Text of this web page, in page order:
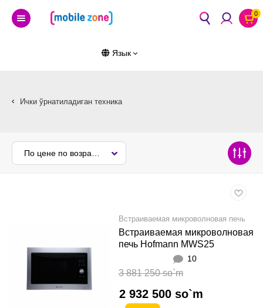
0
Язык
Ички ўрнатиладиган техника
Встраиваемая микроволновая печь
Встраиваемая микроволновая
печь Hofmann MWS25
10
3 881 250 so`m
2 932 500 so`m